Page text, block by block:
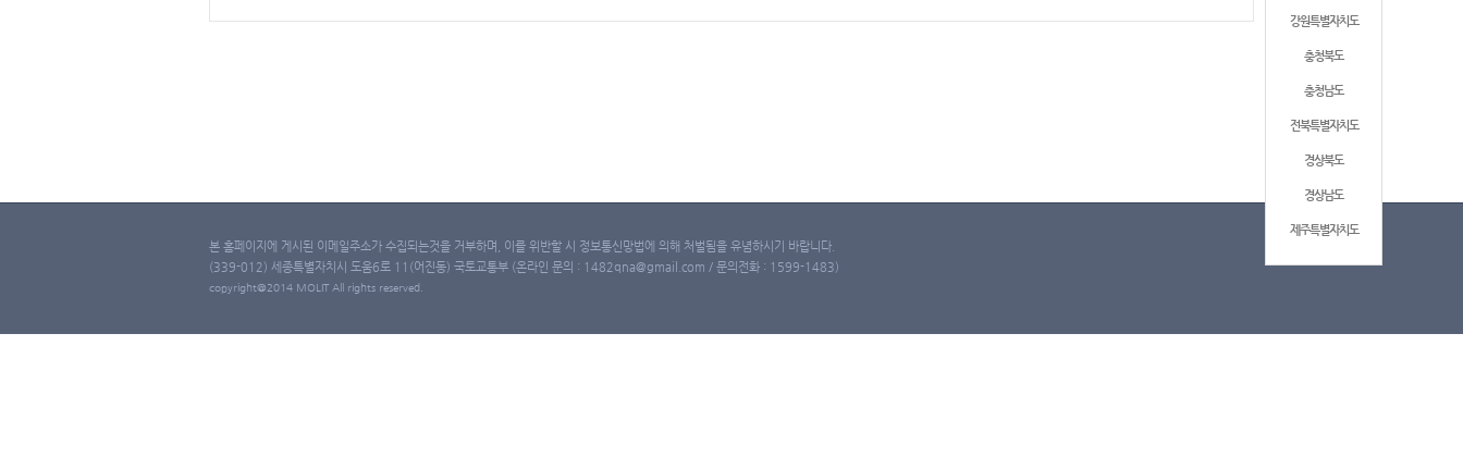
강원특별자치도
충청북도
충청남도
전북특별자치도
경상북도
경상남도
제주특별자치도
본 홈페이지에 게시된 이메일주소가 수집되는것을 거부하며, 이를 위반할 시 정보통신망법에 의해 처벌됨을 유념하시기 바랍니다.
(339-012) 세종특별자치시 도움6로 11(어진동) 국토교통부 (온라인 문의 : 1482qna@gmail.com / 문의전화 : 1599-1483)
copyright@2014 MOLIT All rights reserved.